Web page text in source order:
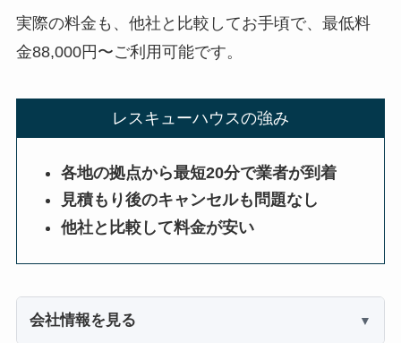
実際の料金も、他社と比較してお手頃で、最低料
金88,000円〜ご利用可能です。
レスキューハウスの強み
各地の拠点から最短20分で業者が到着
見積もり後のキャンセルも問題なし
他社と比較して料金が安い
会社情報を見る